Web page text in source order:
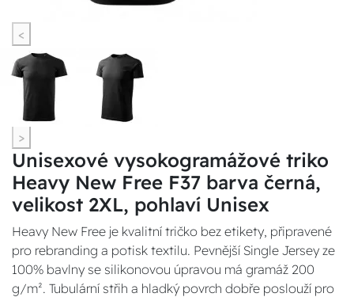
<
>
Unisexové vysokogramážové triko
Heavy New Free F37 barva černá,
velikost 2XL, pohlaví Unisex
Heavy New Free je kvalitní tričko bez etikety, připravené
pro rebranding a potisk textilu. Pevnější Single Jersey ze
100% bavlny se silikonovou úpravou má gramáž 200
g/m². Tubulární střih a hladký povrch dobře poslouží pro